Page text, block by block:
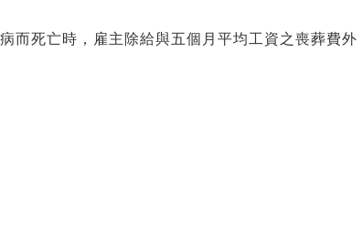
而死亡時，雇主除給與五個月平均工資之喪葬費